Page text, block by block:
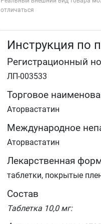
отличаться
Инструкция по
Регистрационный
ЛП-003533
Торговое
Аторвастатин
Международное
Аторвастатин
Лекарственная
таблетки, покрытые
Состав
Таблетка 10,0 мг: